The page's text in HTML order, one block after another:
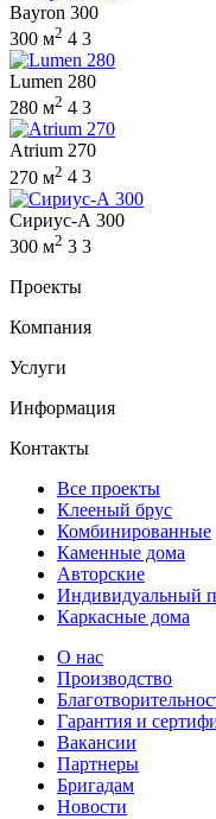
Bayron 300
300 м2 4 3
Lumen 280
280 м2 4 3
Atrium 270
270 м2 4 3
Сириус-А 300
300 м2 3 3
Проекты
Компания
Услуги
Информация
Контакты
Все проекты
Клееный брус
Комбинированные
Каменные дома
Авторские
Индивидуальный
Каркасные дома
О нас
Производство
Гарантия и
Вакансии
Партнеры
Бригадам
Новости